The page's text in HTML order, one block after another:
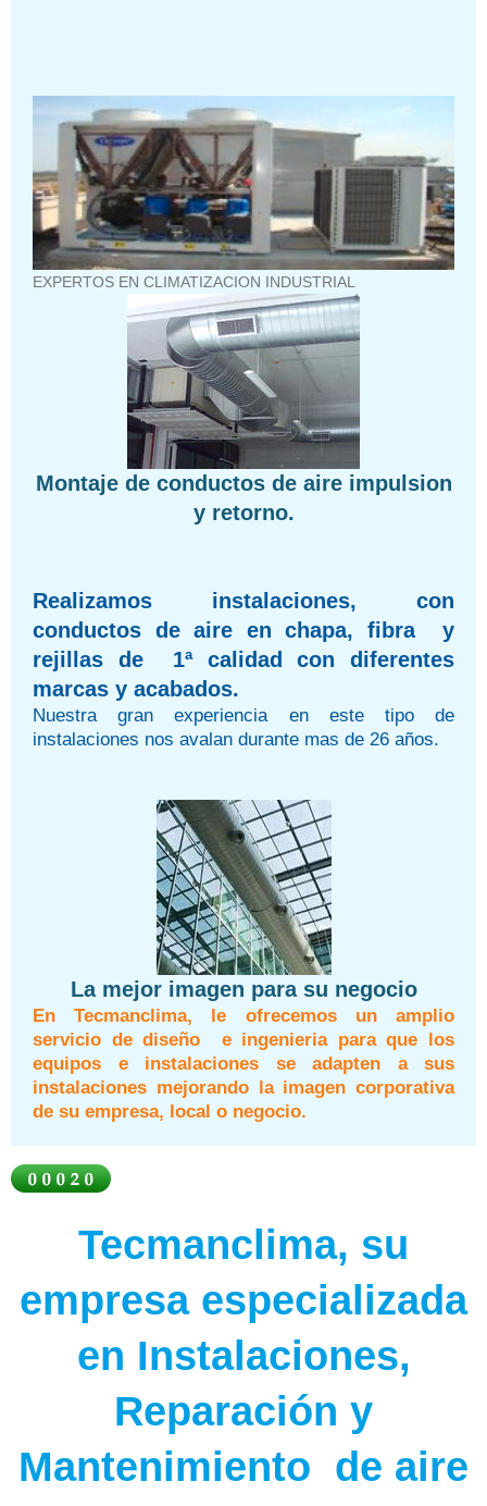
EXPERTOS EN CLIMATIZACION INDUSTRIAL
Montaje de conductos de aire impulsion
y retorno.
Realizamos instalaciones, con
conductos de aire en chapa, fibra y
rejillas de 1ª calidad con diferentes
marcas y acabados.
Nuestra gran experiencia en este tipo de
instalaciones nos avalan durante mas de 26 años.
La mejor imagen para su negocio
En Tecmanclima, le ofrecemos un amplio
servicio de diseño e ingenieria para que los
equipos e instalaciones se adapten a sus
instalaciones mejorando la imagen corporativa
de su empresa, local o negocio.
Tecmanclima, su
empresa especializada
en Instalaciones,
Reparación y
Mantenimiento de aire